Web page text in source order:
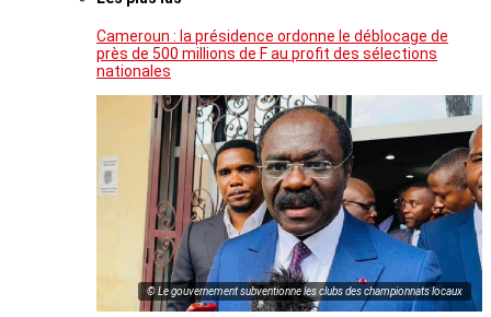
Cameroun : la présidence ordonne le déblocage de
près de 500 millions de F au profit des sélections
nationales
© Le gouvernement subventionne les clubs des championnats locaux